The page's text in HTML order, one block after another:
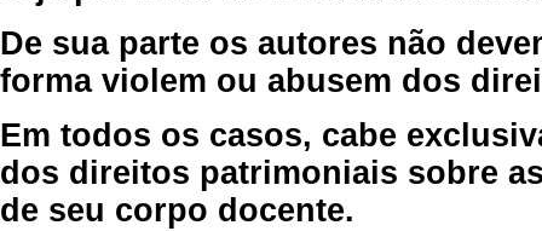
De sua parte os autores não
forma violem ou abusem dos
Em todos os casos, cabe
dos direitos patrimoniais sobre
de seu corpo docente.